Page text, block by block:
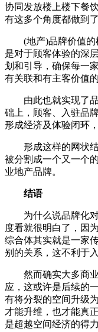
协同发放楼上楼下餐
有这多个角度都做到
(地产)品牌价值
是对于顾客体验的深
划和引导，确保每一
有关联和有主客价值
由此也就实现了
础上，顾客、入驻品
形成经济及体验闭环
形成这样的网状
被分割成一个又一个
业地产品牌。
结语
为什么说品牌化
度看就很明白了，因
综合体其实就是一家
别的关系，这不利于
然而确实大多商
应，这或许是后续的
有将分裂的空间升级
才能升维，也才能真
是超越空间经济的得力